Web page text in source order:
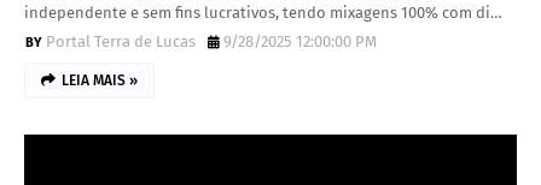
independente e sem fins lucrativos, tendo mixagens 100% com di…
Portal Terra de Lucas
9/28/2025 12:00:00 PM
LEIA MAIS »